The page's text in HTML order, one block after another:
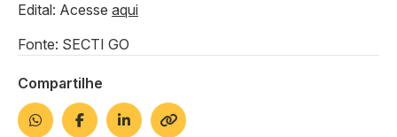
Edital: Acesse aqui
Fonte: SECTI GO
Compartilhe